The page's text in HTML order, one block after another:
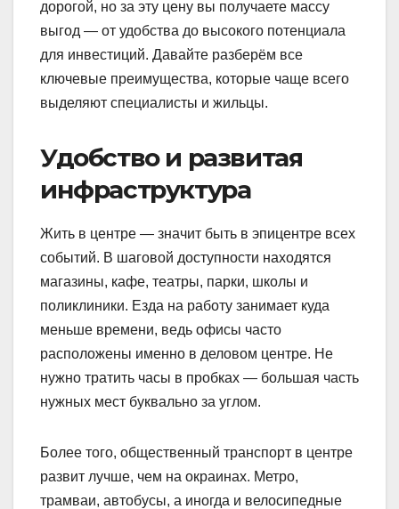
дорогой, но за эту цену вы получаете массу
выгод — от удобства до высокого потенциала
для инвестиций. Давайте разберём все
ключевые преимущества, которые чаще всего
выделяют специалисты и жильцы.
Удобство и развитая
инфраструктура
Жить в центре — значит быть в эпицентре всех
событий. В шаговой доступности находятся
магазины, кафе, театры, парки, школы и
поликлиники. Езда на работу занимает куда
меньше времени, ведь офисы часто
расположены именно в деловом центре. Не
нужно тратить часы в пробках — большая часть
нужных мест буквально за углом.
Более того, общественный транспорт в центре
развит лучше, чем на окраинах. Метро,
трамваи, автобусы, а иногда и велосипедные